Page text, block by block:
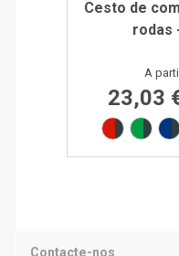
Cesto de
rodas
A
23,03
Contacte-nos